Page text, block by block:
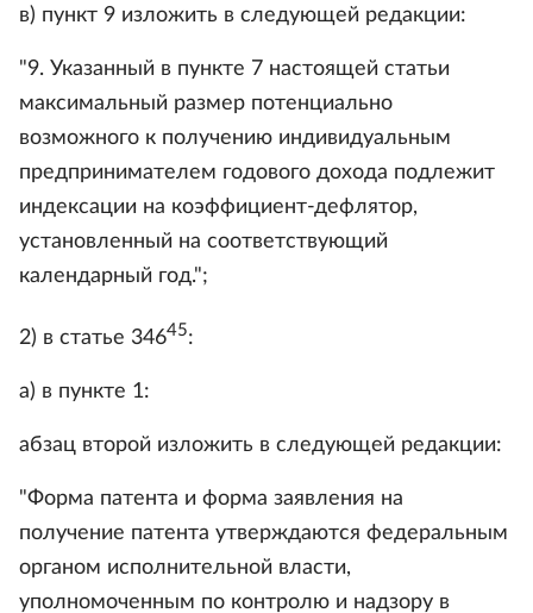
в) пункт 9 изложить в следующей редакции:
"9. Указанный в пункте 7 настоящей статьи
максимальный размер потенциально
возможного к получению индивидуальным
предпринимателем годового дохода подлежит
индексации на коэффициент-дефлятор,
установленный на соответствующий
календарный год.";
2) в статье 34645:
а) в пункте 1:
абзац второй изложить в следующей редакции:
"Форма патента и форма заявления на
получение патента утверждаются федеральным
органом исполнительной власти,
уполномоченным по контролю и надзору в